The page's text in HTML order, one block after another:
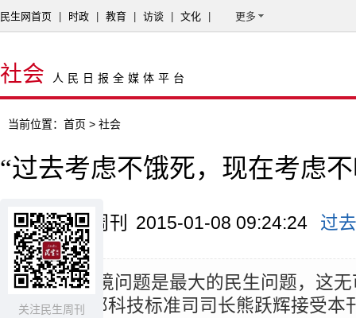
关注民生周刊
民生网首页 时政 教育 访谈 文化 更多
社会 人民日报全媒体平台
当前位置： 首页 > 社会
“过去考虑不饿死，现在考虑
来源：民生周刊 2015-01-08 09:24:24 过去
摘要：“环境问题是最大的民生问题，这
日，环保部科技标准司司长熊跃辉接受本